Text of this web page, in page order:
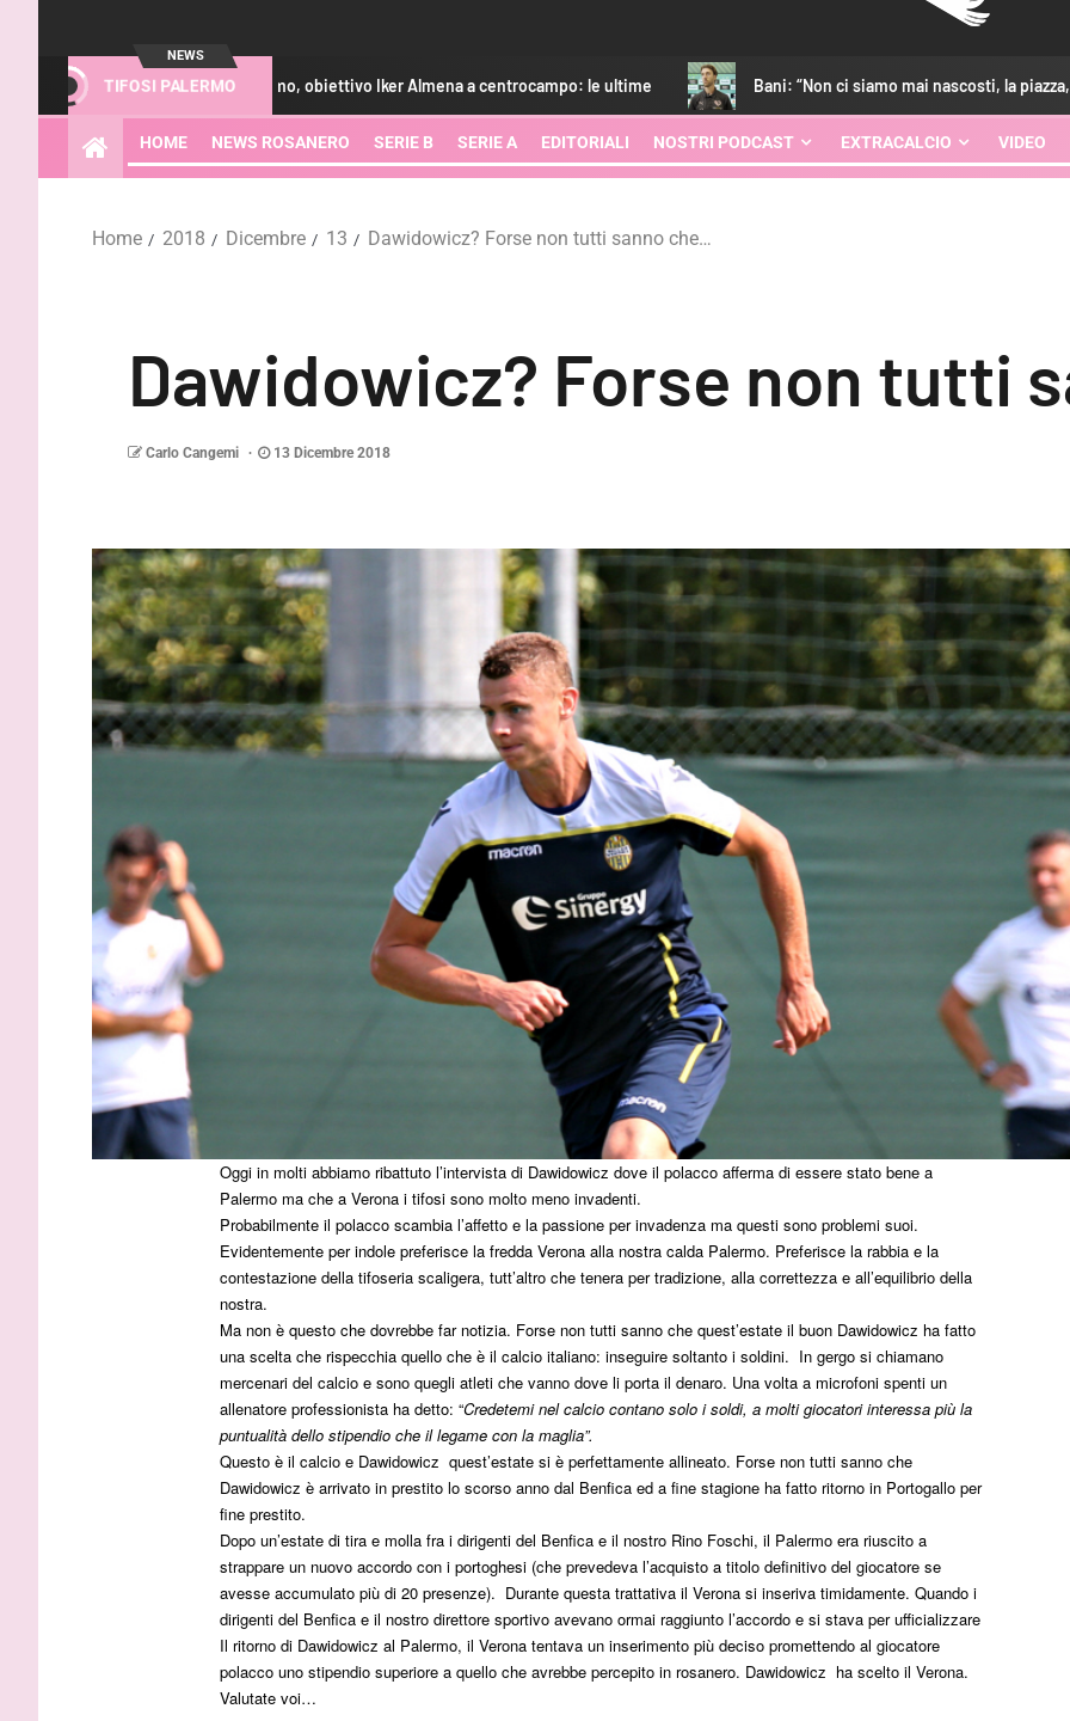
NEWS
TIFOSI PALERMO
Palermo, obiettivo Iker Almena a centrocampo: le ultime Bani: “Non ci siamo mai nascosti, la piazza, noi e la società
HOME NEWS ROSANERO SERIE B SERIE A EDITORIALI NOSTRI PODCAST EXTRACALCIO VIDEO
Home 2018 Dicembre 13 Dawidowicz? Forse non tutti sanno che…
Dawidowicz? Forse non tutti
Carlo Cangemi 13 Dicembre 2018
Oggi in molti abbiamo ribattuto l’intervista di Dawidowicz dove il polacco afferma di essere stato bene a
Palermo ma che a Verona i tifosi sono molto meno invadenti.
Probabilmente il polacco scambia l’affetto e la passione per invadenza ma questi sono problemi suoi.
Evidentemente per indole preferisce la fredda Verona alla nostra calda Palermo. Preferisce la rabbia e la
contestazione della tifoseria scaligera, tutt’altro che tenera per tradizione, alla correttezza e all’equilibrio della
nostra.
Ma non è questo che dovrebbe far notizia. Forse non tutti sanno che quest’estate il buon Dawidowicz ha fatto
una scelta che rispecchia quello che è il calcio italiano: inseguire soltanto i soldini. In gergo si chiamano
mercenari del calcio e sono quegli atleti che vanno dove li porta il denaro. Una volta a microfoni spenti un
allenatore professionista ha detto: “Credetemi nel calcio contano solo i soldi, a molti giocatori interessa più la
puntualità dello stipendio che il legame con la maglia”.
Questo è il calcio e Dawidowicz quest’estate si è perfettamente allineato. Forse non tutti sanno che
Dawidowicz è arrivato in prestito lo scorso anno dal Benfica ed a fine stagione ha fatto ritorno in Portogallo per
fine prestito.
Dopo un’estate di tira e molla fra i dirigenti del Benfica e il nostro Rino Foschi, il Palermo era riuscito a
strappare un nuovo accordo con i portoghesi (che prevedeva l’acquisto a titolo definitivo del giocatore se
avesse accumulato più di 20 presenze). Durante questa trattativa il Verona si inseriva timidamente. Quando i
dirigenti del Benfica e il nostro direttore sportivo avevano ormai raggiunto l’accordo e si stava per ufficializzare
Il ritorno di Dawidowicz al Palermo, il Verona tentava un inserimento più deciso promettendo al giocatore
polacco uno stipendio superiore a quello che avrebbe percepito in rosanero. Dawidowicz ha scelto il Verona.
Valutate voi…
Melbourne City-Palermo 0-2: Le
Douaron e Peda piegano gli
australiani
VIDEO – Palermo-
gli highlights del match